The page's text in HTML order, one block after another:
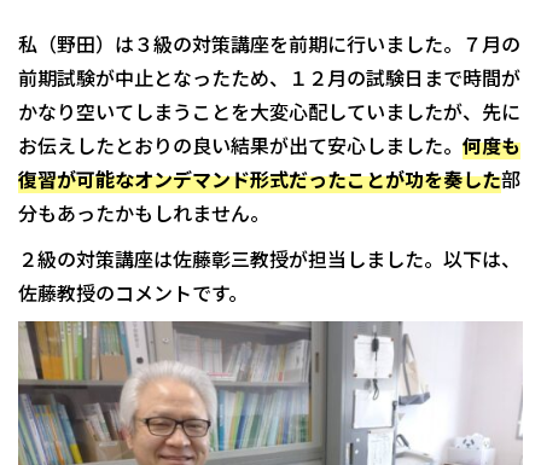
私（野田）は３級の対策講座を前期に行いました。７月の
前期試験が中止となったため、１２月の試験日まで時間が
かなり空いてしまうことを大変心配していましたが、先に
お伝えしたとおりの良い結果が出て安心しました。 何度も
復習が可能なオンデマンド形式だったことが功を奏した部
分もあったかもしれません。
２級の対策講座は佐藤彰三教授が担当しました。以下は、
佐藤教授のコメントです。